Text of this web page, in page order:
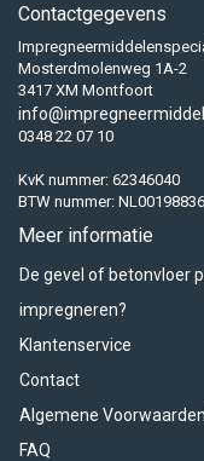
Contactgegevens
Mosterdmolenweg 1A-2
3417 XM Montfoort
0348 22 07 10
KvK nummer: 62346040
BTW nummer:
Meer informatie
De gevel of betonvloer
impregneren?
Klantenservice
Contact
Algemene
FAQ